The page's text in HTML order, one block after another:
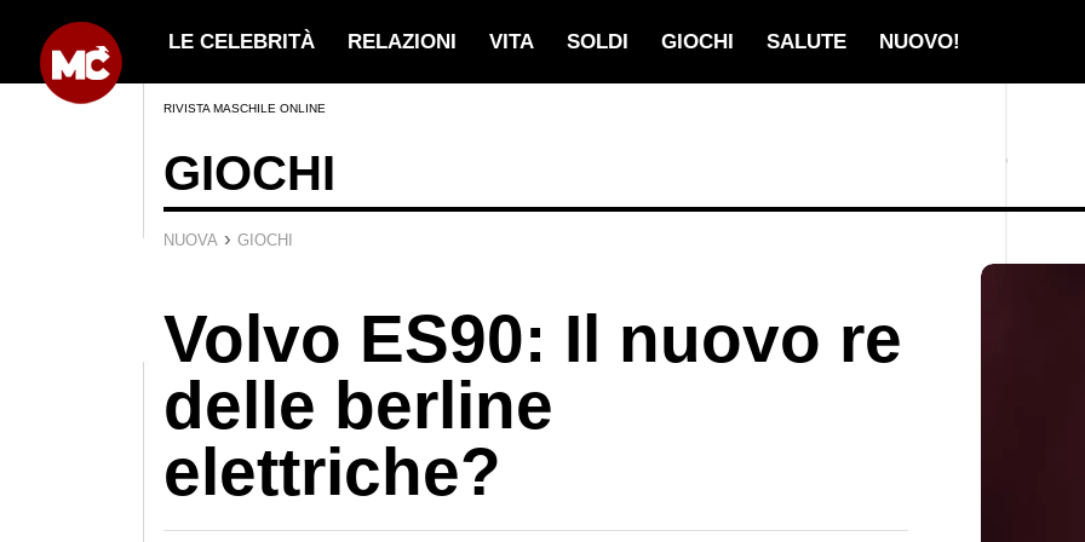
LE CELEBRITÀ RELAZIONI VITA SOLDI GIOCHI SALUTE NUOVO!
RIVISTA MASCHILE ONLINE
GIOCHI
NUOVA › GIOCHI
Volvo ES90: Il nuovo re
delle berline
elettriche?